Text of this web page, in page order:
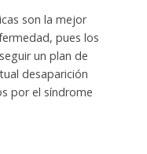
son la mejor
pues los
un plan de
desaparición
por el síndrome